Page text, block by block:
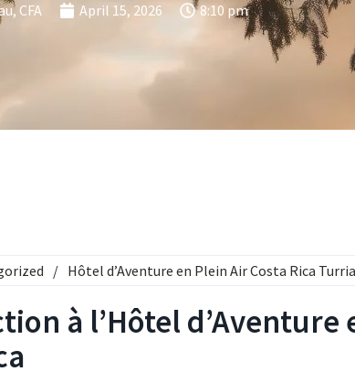
CFA April 15, 2026 8:10 pm
/ Hôtel d’Aventure en Plein Air Costa Rica
à l’Hôtel